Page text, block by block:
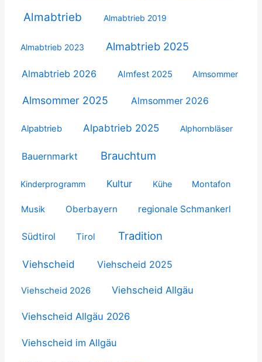
Almabtrieb Almabtrieb 2019
Almabtrieb 2023 Almabtrieb 2025
Almabtrieb 2026 Almfest 2025 Almsommer
Almsommer 2025 Almsommer 2026
Alpabtrieb Alpabtrieb 2025 Alphornbläser
Bauernmarkt Brauchtum
Kinderprogramm Kultur Kühe Montafon
Musik Oberbayern regionale Schmankerl
Südtirol Tirol Tradition
Viehscheid Viehscheid 2025
Viehscheid 2026 Viehscheid Allgäu
Viehscheid Allgäu 2026
Viehscheid im Allgäu